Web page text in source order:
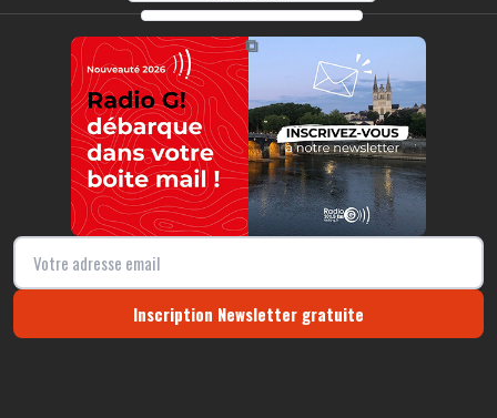
https://radio-g.fr?8150
⧉
Inscription Newsletter gratuite